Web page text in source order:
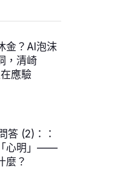
金？AI泡沫
，清崎
應驗
答 (2)：：
心明」——
麼？